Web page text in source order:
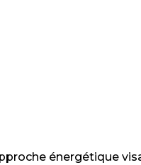
énergétique